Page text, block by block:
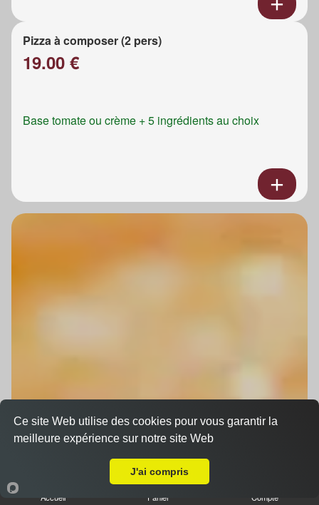
Pizza à composer (2 pers)
19.00 €
Base tomate ou crème + 5 ingrédients au choix
Accueil Panier Compte
Ce site Web utilise des cookies pour vous garantir la
meilleure expérience sur notre site Web
J'ai compris